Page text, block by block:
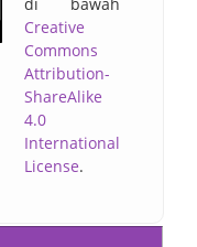
Creative
Commons
Attribution-
ShareAlike
4.0
International
License.